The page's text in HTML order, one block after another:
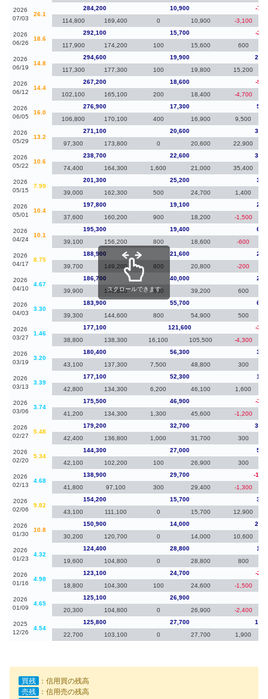
2026
07/03
26.1
284,200 10,900
-
114,800
169,400 0 10,900 -3,100
2026
06/26
18.6
292,100 15,700
-
117,900
174,200 100 15,600 600
2026
06/19
14.8
294,600 19,900
117,300
177,300 100 19,800 15,200
2026
06/12
14.4
267,200 18,600
-
102,100
165,100 200 18,400 -4,700
2026
06/05
16.0
276,900 17,300
106,800
170,100 400 16,900 9,500
2026
05/29
13.2
271,100 20,600
97,300
173,800 0 20,600 22,900
2026
05/22
10.6
238,700 22,600
74,400
164,300 1,600 21,000 35,400
2026
05/15
7.99
201,300 25,200
39,000
162,300 500 24,700 1,400
2026
05/01
10.4
197,800 19,100
37,600
160,200 900 18,200 -1,500
2026
04/24
10.1
195,300 19,400
39,100
156,200 800 18,600 -600
2026
04/17
8.75
188,900 21,600
39,700
149,200 800 20,800 -200
2026
04/10
4.67
186,700 40,000
39,900
146,800 800 39,200 600
2026
04/03
3.30
183,900 55,700
39,300
144,600 800 54,900 500
2026
03/27
1.46
177,100 121,600
-
38,800
138,300 16,100 105,500 -4,300
2026
03/19
3.20
180,400 56,300
43,100
137,300 7,500 48,800 300
2026
03/13
3.39
177,100 52,300
42,800
134,300 6,200 46,100 1,600
2026
03/06
3.74
175,500 46,900
-
41,200
134,300 1,300 45,600 -1,200
2026
02/27
5.48
179,200 32,700
42,400
136,800 1,000 31,700 300
2026
02/20
5.34
144,300 27,000
42,100
102,200 100 26,900 300
2026
02/13
4.68
138,900 29,700
-
41,800
97,100 300 29,400 -1,300
2026
02/06
9.82
154,200 15,700
43,100
111,100 0 15,700 12,900
2026
01/30
10.8
150,900 14,000
30,200
120,700 0 14,000 10,600
2026
01/23
4.32
124,400 28,800
19,600
104,800 0 28,800 800
2026
01/16
4.98
123,100 24,700
-
18,800
104,300 100 24,600 -1,500
2026
01/09
4.65
125,100 26,900
20,300
104,800 0 26,900 -2,400
2025
12/26
4.54
125,800 27,700
22,700
103,100 0 27,700 1,900
スクロールできます
買残
：信用買の残高
売残
：信用売の残高